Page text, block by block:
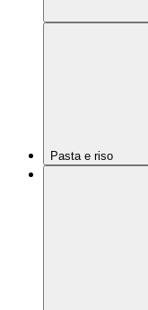
Pasta e riso